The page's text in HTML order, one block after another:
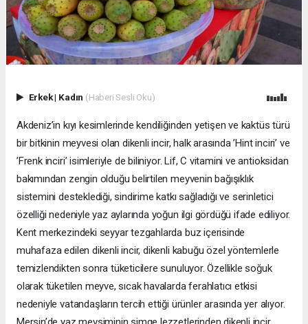
Erkek| Kadın (Haberi Sesli Oku)
Akdeniz’in kıyı kesimlerinde kendiliğinden yetişen ve kaktüs türü
bir bitkinin meyvesi olan dikenli incir, halk arasında ’Hint inciri’ ve
’Frenk inciri’ isimleriyle de biliniyor. Lif, C vitamini ve antioksidan
bakımından zengin olduğu belirtilen meyvenin bağışıklık
sistemini desteklediği, sindirime katkı sağladığı ve serinletici
özelliği nedeniyle yaz aylarında yoğun ilgi gördüğü ifade ediliyor.
Kent merkezindeki seyyar tezgahlarda buz içerisinde
muhafaza edilen dikenli incir, dikenli kabuğu özel yöntemlerle
temizlendikten sonra tüketicilere sunuluyor. Özellikle soğuk
olarak tüketilen meyve, sıcak havalarda ferahlatıcı etkisi
nedeniyle vatandaşların tercih ettiği ürünler arasında yer alıyor.